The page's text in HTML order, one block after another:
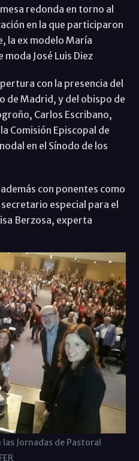
redonda en torno al
en la que participaron
la ex modelo María
José Luis Diez
con la presencia del
de Madrid, y del obispo de
Carlos Escribano,
Comisión Episcopal de
en el Sínodo de los
con ponentes como
secretario especial para el
Berzosa, experta
Jornadas de Pastoral